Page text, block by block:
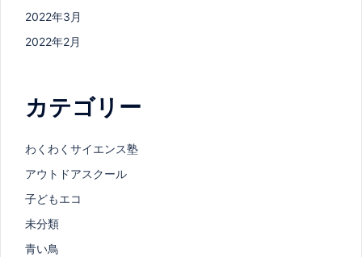
2022年3月
2022年2月
カテゴリー
わくわくサイエンス塾
アウトドアスクール
子どもエコ
未分類
青い鳥